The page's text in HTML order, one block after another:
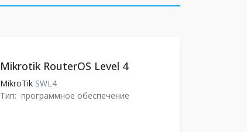
Mikrotik RouterOS Level 4
MikroTikSWL4
Тип: программное обеспечение